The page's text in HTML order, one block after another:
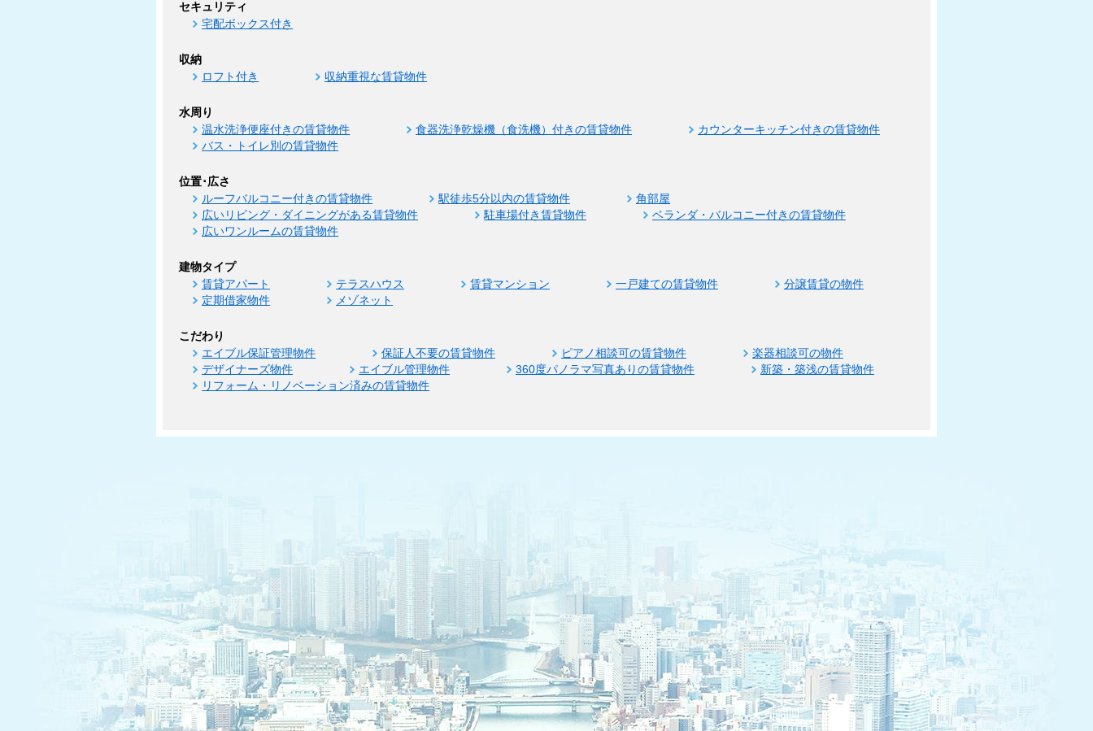
セキュリティ
宅配ボックス付き
収納
ロフト付き 収納重視な賃貸物件
水周り
温水洗浄便座付きの賃貸物件 食器洗浄乾燥機（食洗機）付きの賃貸物件
カウンターキッチン付きの賃貸物件
バス・トイレ別の賃貸物件
位置･広さ
ルーフバルコニー付きの賃貸物件 駅徒歩5分以内の賃貸物件
角部屋
広いリビング・ダイニングがある賃貸物件
駐車場付き賃貸物件
ベランダ・バルコニー付きの賃貸物件
広いワンルームの賃貸物件
建物タイプ
賃貸アパート テラスハウス 賃貸マンション 一戸建ての賃貸物件
分譲賃貸の物件
定期借家物件
メゾネット
こだわり
エイブル保証管理物件 保証人不要の賃貸物件 ピアノ相談可の賃貸物件
楽器相談可の物件
デザイナーズ物件
エイブル管理物件 360度パノラマ写真ありの賃貸物件
新築・築浅の賃貸物件
リフォーム・リノベーション済みの賃貸物件